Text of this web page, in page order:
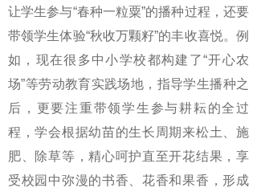
让学生参与“春种一粒粟”的播种过程，还要
带领学生体验“秋收万颗籽”的丰收喜悦。例
如，现在很多中小学校都构建了“开心农
场”等劳动教育实践场地，指导学生播种之
后，更要注重带领学生参与耕耘的全过
程，学会根据幼苗的生长周期来松土、施
肥、除草等，精心呵护直至开花结果，享
受校园中弥漫的书香、花香和果香，形成